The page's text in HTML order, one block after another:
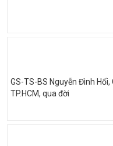
GS-TS-BS Nguyễn Đình
TP.HCM, qua đời